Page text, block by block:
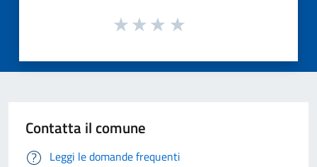
Contatta il comune
Leggi le domande frequenti